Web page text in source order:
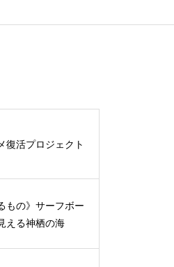
っちゃげ祭りが
復活プロジェクト
もの》サーフボー
える神栖の海